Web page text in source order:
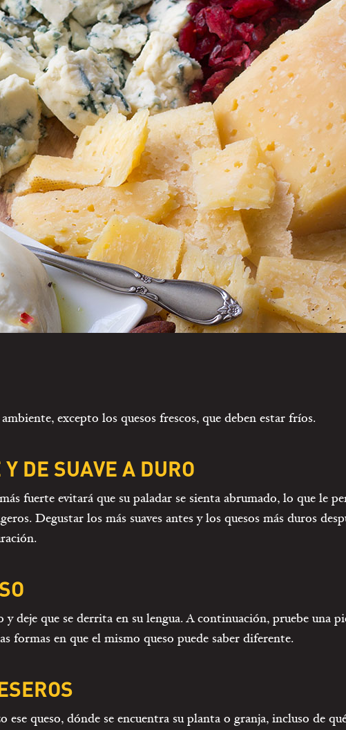
excepto los quesos frescos, que deben estar fríos.
DE SUAVE A DURO
fuerte evitará que su paladar se sienta abrumado, lo que le
Degustar los más suaves antes y los quesos más duros
y deje que se derrita en su lengua. A continuación, pruebe una
formas en que el mismo queso puede saber diferente.
queso, dónde se encuentra su planta o granja, incluso de